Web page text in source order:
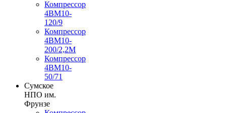
Компрессор
4ВМ10-
120/9
Компрессор
4ВМ10-
200/2,2М
Компрессор
4ВМ10-
50/71
Сумское
НПО им.
Фрунзе